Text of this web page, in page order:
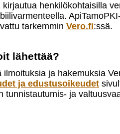
henkilökohtaisilla
tarkemmin Vero.fi:ssä.
lähettää?
ilmoituksia ja hakemuksia
ja edustusoikeudet
tunnistautumis- ja